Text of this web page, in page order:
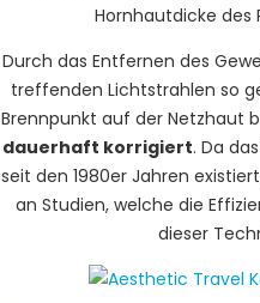
Hornhautdicke
Durch das Entfernen des
treffenden Lichtstrahlen so
Brennpunkt auf der Netzhaut
dauerhaft korrigiert. Da
seit den 1980er Jahren
an Studien, welche die
dieser